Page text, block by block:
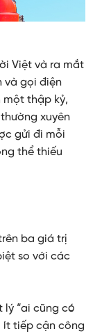
Việt và ra mắt
và gọi điện
một thập kỷ,
xuyên
gửi đi mỗi
thể thiếu
ba giá trị
so với các
lý “ai cũng có
ít tiếp cận công